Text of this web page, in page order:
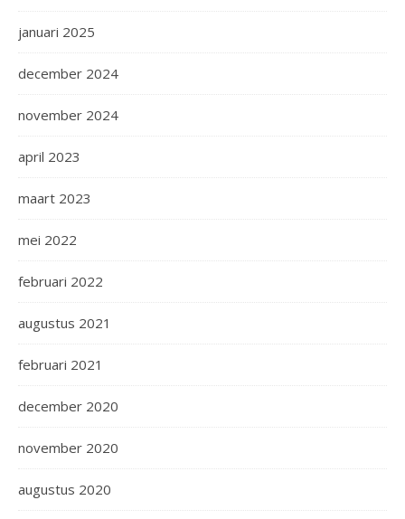
januari 2025
december 2024
november 2024
april 2023
maart 2023
mei 2022
februari 2022
augustus 2021
februari 2021
december 2020
november 2020
augustus 2020